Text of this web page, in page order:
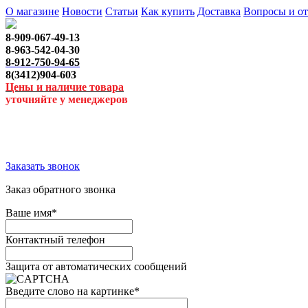
О магазине Новости Статьи Как купить Доставка Вопросы и
8-909-067-49-13
8-963-542-04-30
8-912-750-94-65
8(3412)904-603
Цены и наличие товара
уточняйте у менеджеров
Заказать звонок
Заказ обратного звонка
Ваше имя*
Контактный телефон
Защита от автоматических сообщений
Введите слово на картинке*